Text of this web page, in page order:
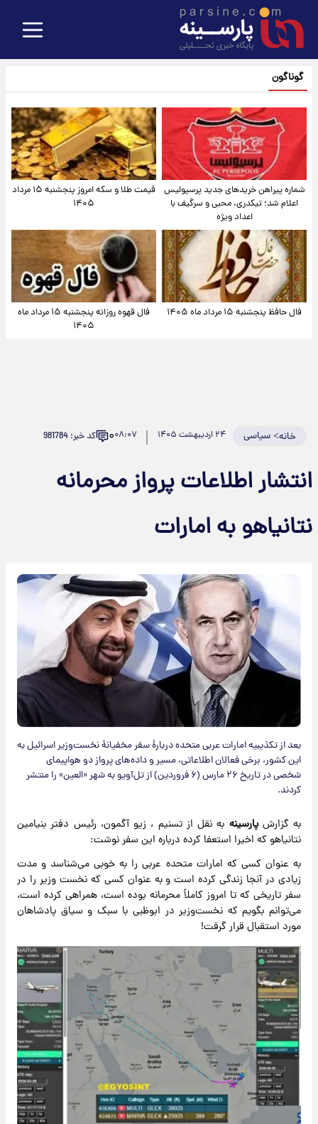
گوناگون
شماره پیراهن خریدهای جدید پرسپولیس
اعلام شد؛ تیکدری، محبی و سرگیف با
اعداد ویژه
قیمت طلا و سکه امروز پنجشنبه ۱۵ مرداد
۱۴۰۵
فال حافظ پنجشنبه ۱۵ مرداد ماه ۱۴۰۵
فال قهوه روزانه پنجشنبه ۱۵ مرداد ماه
۱۴۰۵
خانه>سیاسی ۲۴ اردیبهشت ۱۴۰۵ ۰۸:۰۷۰ کد خبر: 981784
انتشار اطلاعات پرواز محرمانه
نتانیاهو به امارات
بعد از تکذیبیه امارات عربی متحده دربارۀ سفر مخفیانۀ نخست‌وزیر اسرائیل به
این کشور، برخی فعالان اطلاعاتی، مسیر و داده‌های پرواز دو هواپیمای
شخصی در تاریخ ۲۶ مارس (۶ فروردین) از تل‌آویو به شهر «العین» را منتشر
کردند.
به گزارشپارسینه به نقل از تسنیم ، زیو آگمون، رئیس دفتر بنیامین
نتانیاهو که اخیرا استعفا کرده درباره این سفر نوشت:
به عنوان کسی که امارات متحده عربی را به خوبی می‌شناسد و مدت
زیادی در آنجا زندگی کرده است و به عنوان کسی که نخست وزیر را در
سفر تاریخی که تا امروز کاملاً محرمانه بوده است، همراهی کرده است،
می‌توانم بگویم که نخست‌وزیر در ابوظبی با سبک و سیاق پادشاهان
مورد استقبال قرار گرفت!